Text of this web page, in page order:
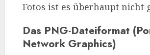
Fotos ist es überhaupt nicht
Das PNG-Dateiformat
Network Graphics)